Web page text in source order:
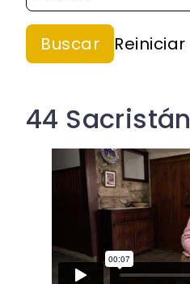
44 Sacristán